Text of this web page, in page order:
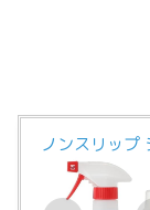
ノンスリップ